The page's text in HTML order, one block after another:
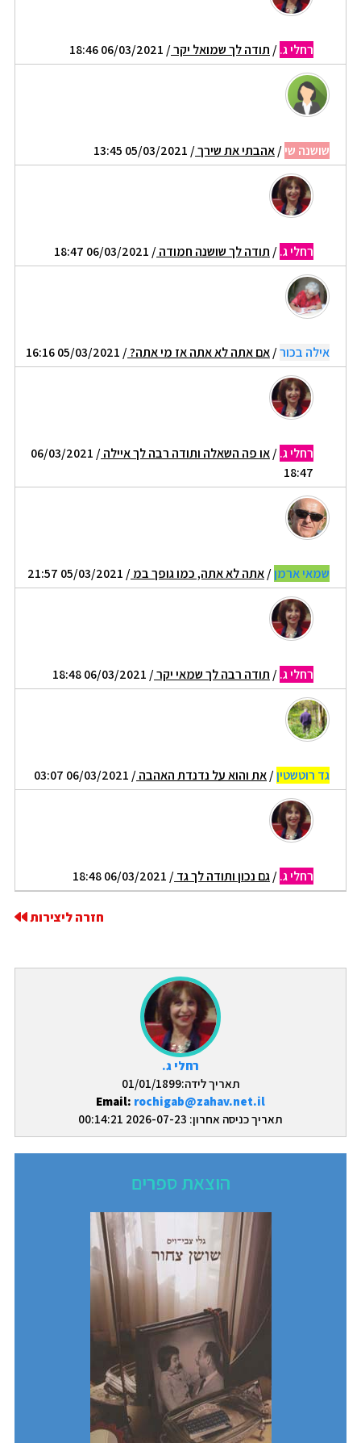
רחלי ג.
תאריך לידה:01/01/1899
Email: rochigab@zahav.net.il
תאריך כניסה אחרון: 2026-07-23 00:14:21
הוצאת ספרים
רחלי ג./ תודה לך שמואל יקר/ 06/03/2021 18:46
שושנה שי/אהבתי את שירך/ 05/03/2021 13:45
רחלי ג./ תודה לך שושנה חמודה/ 06/03/2021 18:47
אילה בכור/אם אתה לא אתה אז מי אתה?/ 05/03/2021 16:16
רחלי ג./או פה השאלה ותודה רבה לך איילה
/ 06/03/2021
18:47
שמאי ארמן/אתה לא אתה, כמו גופך במ/ 05/03/2021 21:57
רחלי ג./ תודה רבה לך שמאי יקר/ 06/03/2021 18:48
גד רוטשטין/את והוא על נדנדת האהבה/ 06/03/2021 03:07
רחלי ג./גם נכון ותודה לך גד/ 06/03/2021 18:48
חזרה ליצירות